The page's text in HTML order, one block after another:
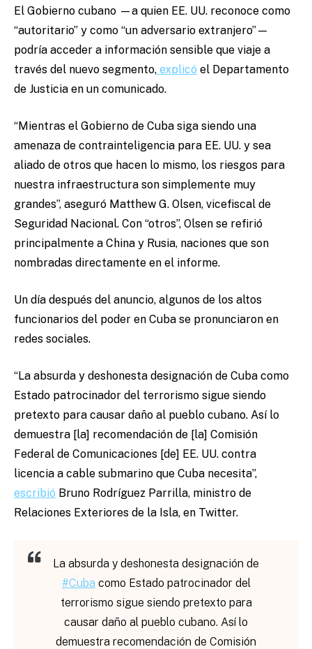
El Gobierno cubano —a quien EE. UU. reconoce como
“autoritario” y como “un adversario extranjero”—
podría acceder a información sensible que viaje a
través del nuevo segmento, explicó el Departamento
de Justicia en un comunicado.
“Mientras el Gobierno de Cuba siga siendo una
amenaza de contrainteligencia para EE. UU. y sea
aliado de otros que hacen lo mismo, los riesgos para
nuestra infraestructura son simplemente muy
grandes”, aseguró Matthew G. Olsen, vicefiscal de
Seguridad Nacional. Con “otros”, Olsen se refirió
principalmente a China y Rusia, naciones que son
nombradas directamente en el informe.
Un día después del anuncio, algunos de los altos
funcionarios del poder en Cuba se pronunciaron en
redes sociales.
“La absurda y deshonesta designación de Cuba como
Estado patrocinador del terrorismo sigue siendo
pretexto para causar daño al pueblo cubano. Así lo
demuestra [la] recomendación de [la] Comisión
Federal de Comunicaciones [de] EE. UU. contra
licencia a cable submarino que Cuba necesita”,
escribió Bruno Rodríguez Parrilla, ministro de
Relaciones Exteriores de la Isla, en Twitter.
La absurda y deshonesta designación de
#Cuba como Estado patrocinador del
terrorismo sigue siendo pretexto para
causar daño al pueblo cubano. Así lo
demuestra recomendación de Comisión